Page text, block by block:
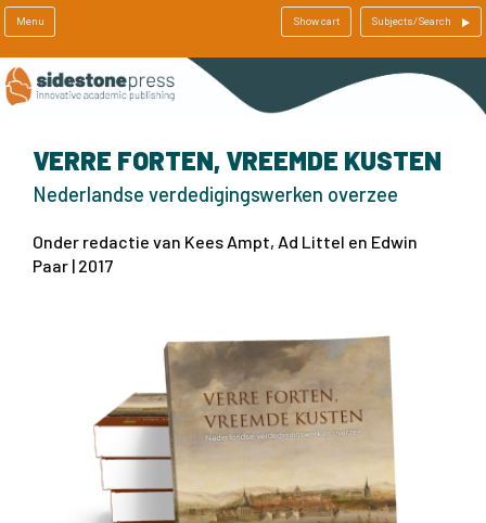
Menu Show cart Subjects/Search
VERRE FORTEN, VREEMDE KUSTEN
Nederlandse verdedigingswerken overzee
Onder redactie van Kees Ampt, Ad Littel en Edwin
Paar | 2017